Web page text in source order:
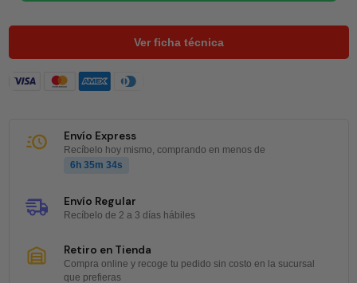
Ver ficha técnica
Envío Express
Recíbelo hoy mismo, comprando en menos de
6h 35m 34s
Envío Regular
Recíbelo de 2 a 3 días hábiles
Retiro en Tienda
Compra online y recoge tu pedido sin costo en la sucursal
que prefieras